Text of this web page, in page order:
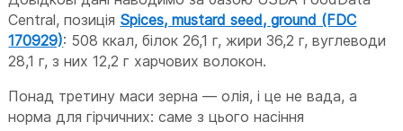
Central, позиція Spices, mustard seed, ground (FDC
170929): 508 ккал, білок 26,1 г, жири 36,2 г, вуглеводи
28,1 г, з них 12,2 г харчових волокон.
Понад третину маси зерна — олія, і це не вада, а
норма для гірчичних: саме з цього насіння